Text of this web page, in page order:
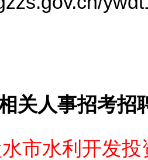
关人事招考招
市水利开发